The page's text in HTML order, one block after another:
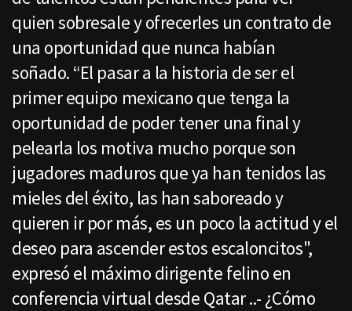
quien sobresale y ofrecerles un contrato de
una oportunidad que nunca habían
soñado. “El pasar a la historia de ser el
primer equipo mexicano que tenga la
oportunidad de poder tener una final y
pelearla los motiva mucho porque son
jugadores maduros que ya han tenidos las
mieles del éxito, las han saboreado y
quieren ir por más, es un poco la actitud y el
deseo para ascender estos escaloncitos",
expresó el máximo dirigente felino en
conferencia virtual desde Qatar ..- ¿Cómo